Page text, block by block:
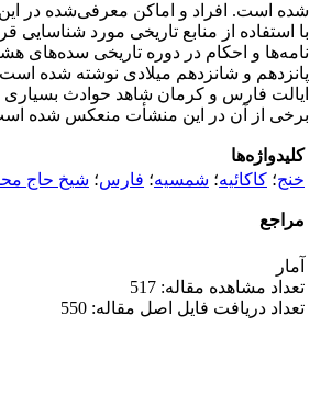
شده است. افراد و اماکن معرفی‌شده در
با استفاده از منابع تاریخی مورد شناسایی
نامه‌ها و احکام در دوره تاریخی سده‌های
پانزدهم و شانزدهم میلادی نوشته شده
ایالت فارس و کرمان شاهد حوادث
برخی از آن در این منشأت منعکس شده
کلیدواژه‌ها
خنج؛ کاکائیه؛ شمسیه؛ فارس؛ شیخ حاج
مراجع
آمار
تعداد مشاهده مقاله: 517
تعداد دریافت فایل اصل مقاله: 550